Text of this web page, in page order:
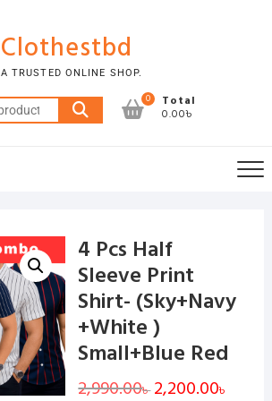
Clothestbd
A TRUSTED ONLINE SHOP.
Search
for:
0 Total
0.00৳
4 Pcs Half
Sleeve Print
Shirt- (Sky+Navy
+White )
Small+Blue Red
2,990.00৳ Original
2,200.00৳